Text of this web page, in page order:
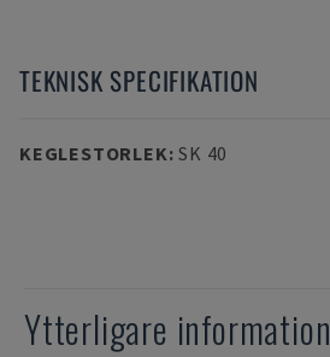
TEKNISK SPECIFIKATION
KEGLESTORLEK:SK 40
Ytterligare information